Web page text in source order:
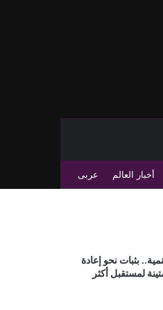
أخبار العالم عربى
بثبات نحو إعادة
لمستقبل أكثر